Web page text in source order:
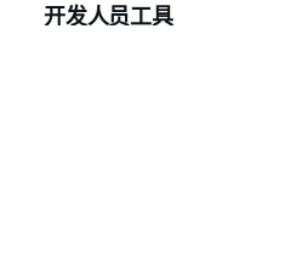
开发人员工具